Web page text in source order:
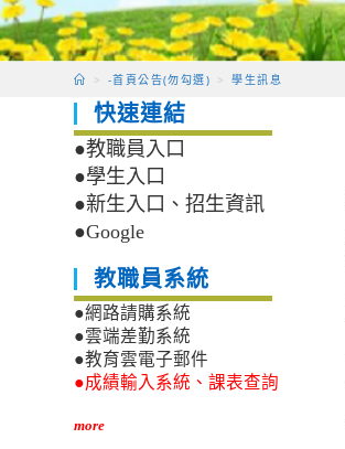
> -首頁公告(勿勾選) > 學生訊息
快速連結
●教職員入口
●學生入口
●新生入口、招生資訊
●Google
教職員系統
●網路請購系統
●雲端差勤系統
●教育雲電子郵件
●成績輸入系統、課表查詢
more